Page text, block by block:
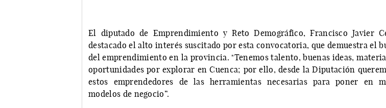
El diputado de Emprendimiento y Reto Demográfico, Francisco Javier
destacado el alto interés suscitado por esta convocatoria, que demuestra el
del emprendimiento en la provincia. "Tenemos talento, buenas ideas,
oportunidades por explorar en Cuenca; por ello, desde la Diputación
estos emprendedores de las herramientas necesarias para poner en
modelos de negocio”.